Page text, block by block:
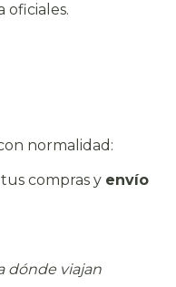
oficiales.
normalidad:
compras y envío
dónde viajan